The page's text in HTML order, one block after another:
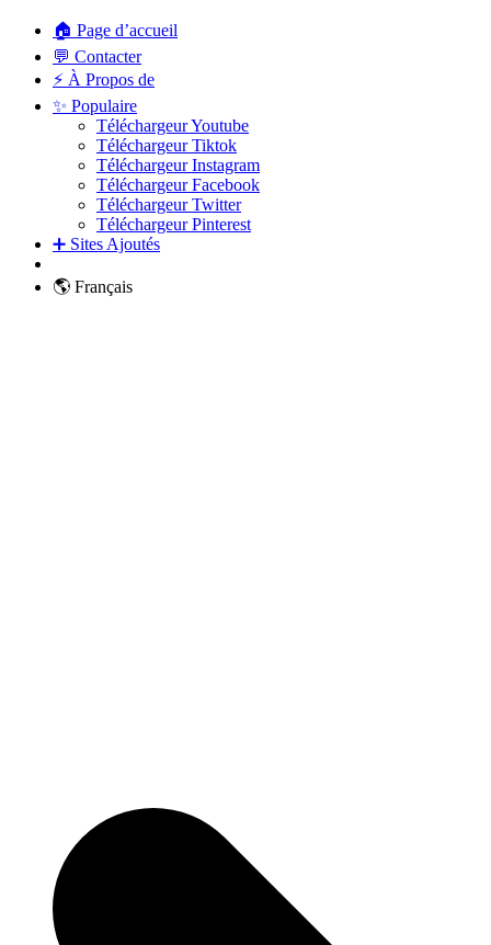
🏠 Page d’accueil
💬 Contacter
⚡ À Propos de
✨ Populaire
Téléchargeur Youtube
Téléchargeur Tiktok
Téléchargeur Instagram
Téléchargeur Facebook
Téléchargeur Twitter
Téléchargeur Pinterest
➕ Sites Ajoutés
🌎 Français